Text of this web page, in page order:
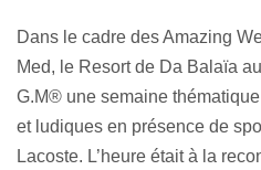
Dans le cadre des Amazing
Med, le Resort de Da Balaïa
G.M® une semaine
et ludiques en présence de
Lacoste. L’heure était à la